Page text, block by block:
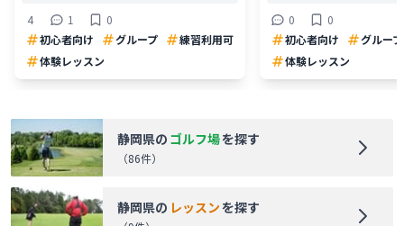
4
1
0
初心者向け
グループ
練習利用可
体験レッスン
0
0
初心者向け
グループ
体験レッスン
静岡県の ゴルフ場を探す
（86件）
静岡県の レッスンを探す